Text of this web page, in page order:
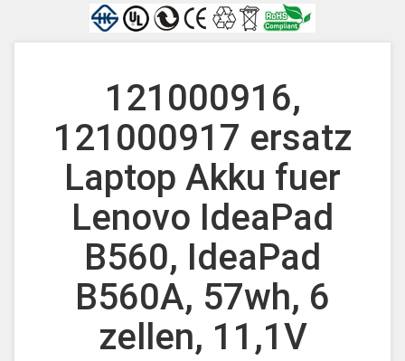
121000916,
121000917 ersatz
Laptop Akku fuer
Lenovo IdeaPad
B560, IdeaPad
B560A, 57wh, 6
zellen, 11,1V